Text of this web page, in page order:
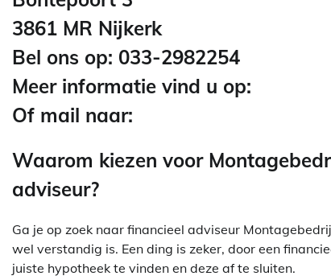
3861 MR Nijkerk
Bel ons op: 033-2982254
Meer informatie vind u op:
Of mail naar:
Waarom kiezen voor
adviseur?
Ga je op zoek naar financieel adviseur
wel verstandig is. Een ding is zeker, door een
juiste hypotheek te vinden en deze af te sluiten.